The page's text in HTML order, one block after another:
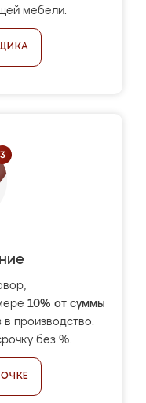
мебели.
10% от суммы
в производство.
без %.